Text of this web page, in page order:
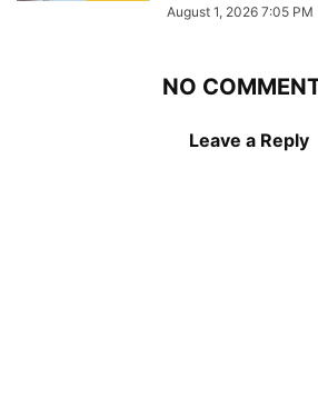
August 1, 2026 7:05 PM
NO
Leave a Reply